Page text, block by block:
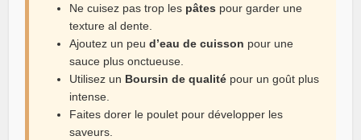
Ne cuisez pas trop les pâtes pour garder une
texture al dente.
Ajoutez un peud’eau de cuisson pour une
sauce plus onctueuse.
Utilisez un Boursin de qualité pour un goût plus
intense.
Faites dorer le poulet pour développer les
saveurs.